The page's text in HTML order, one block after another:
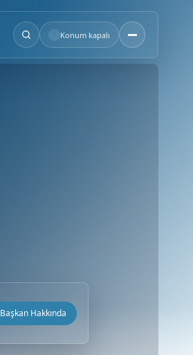
° Konum kapalı
Başkan Hakkında